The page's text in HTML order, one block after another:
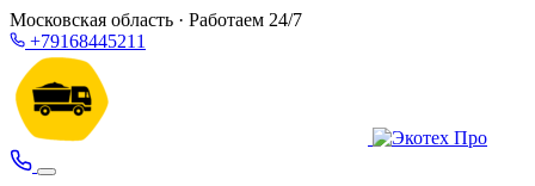
Московская область · Работаем 24/7
+79168445211